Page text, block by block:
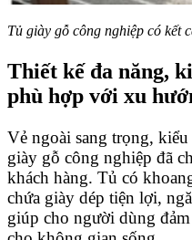
Tủ giày gỗ công nghiệp có kết
Thiết kế đa năng,
phù hợp với xu
Vẻ ngoài sang trọng,
giày gỗ công nghiệp đã
khách hàng. Tủ có
chứa giày dép tiện lợi,
giúp cho người dùng